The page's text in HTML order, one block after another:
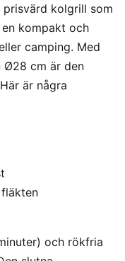
kolgrill som
kompakt och
camping. Med
cm är den
är några
och rökfria